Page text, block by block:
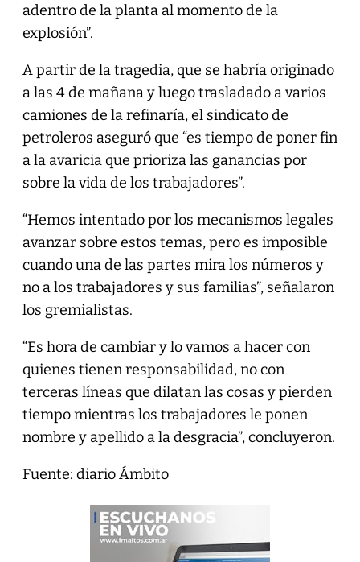
adentro de la planta al momento de la
explosión”.
A partir de la tragedia, que se habría originado
a las 4 de mañana y luego trasladado a varios
camiones de la refinaría, el sindicato de
petroleros aseguró que “es tiempo de poner fin
a la avaricia que prioriza las ganancias por
sobre la vida de los trabajadores”.
“Hemos intentado por los mecanismos legales
avanzar sobre estos temas, pero es imposible
cuando una de las partes mira los números y
no a los trabajadores y sus familias”, señalaron
los gremialistas.
“Es hora de cambiar y lo vamos a hacer con
quienes tienen responsabilidad, no con
terceras líneas que dilatan las cosas y pierden
tiempo mientras los trabajadores le ponen
nombre y apellido a la desgracia”, concluyeron.
Fuente: diario Ámbito